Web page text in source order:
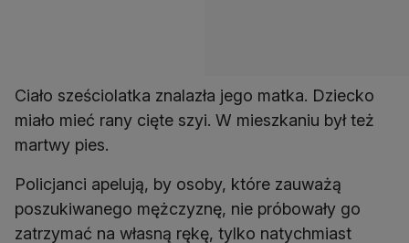
Ciało sześciolatka znalazła jego matka. Dziecko
miało mieć rany cięte szyi. W mieszkaniu był też
martwy pies.
Policjanci apelują, by osoby, które zauważą
poszukiwanego mężczyznę, nie próbowały go
zatrzymać na własną rękę, tylko natychmiast